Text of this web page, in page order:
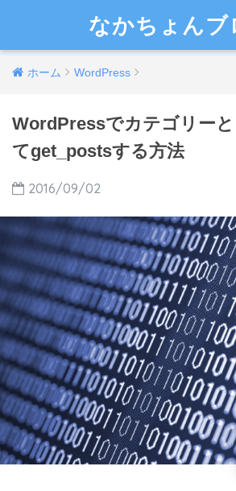
なかちょんブ
ホーム WordPress
WordPressでカテゴリー
てget_postsする方法
2016/09/02